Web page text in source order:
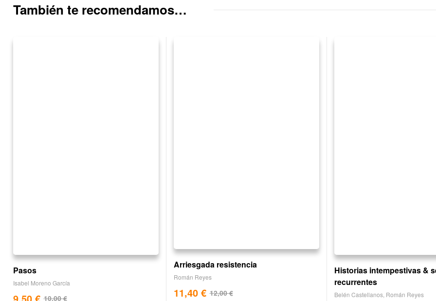
También te recomendamos…
Pasos
Isabel Moreno García
10,00€
Arriesgada resistencia
Román Reyes
12,00€
11,40 €
Historias intempestivas &
recurrentes
Belén Castellanos Román Reyes